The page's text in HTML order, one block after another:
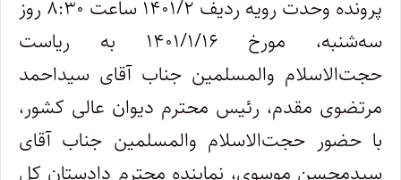
پرونده وحدت رویه ردیف ۱۴۰۱/۲ ساعت ۸:۳۰ روز
سه‌شنبه، مورخ ۱۴۰۱/۱/۱۶ به ‌ریاست
حجت‌الاسلام‌ والمسلمین جناب آقای سید‌احمد
مرتضوی مقدم، رئیس محترم دیوان ‌‌عالی ‌‌کشور،
با حضور حجت‌الاسلام‌ والمسلمین جناب آقای
سیدمحسن موسوی، نماینده محترم دادستان ‌کل‌